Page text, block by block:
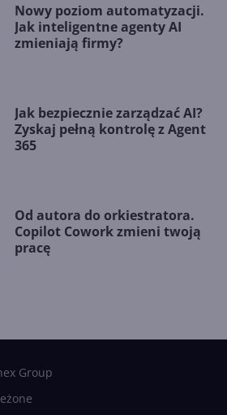
Nowy poziom automatyzacji.
Jak inteligentne agenty AI
zmieniają firmy?
Jak bezpiecznie zarządzać AI?
Zyskaj pełną kontrolę z Agent
365
Od autora do orkiestratora.
Copilot Cowork zmieni twoją
pracę
Group